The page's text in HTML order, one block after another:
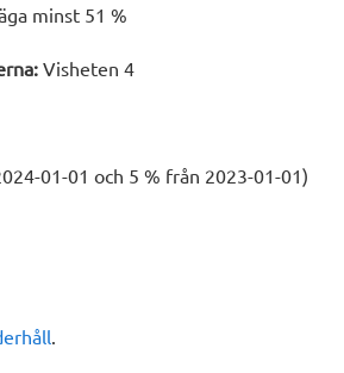
minst 51 %
Visheten 4
01-01 och 5 % från 2023-01-01)